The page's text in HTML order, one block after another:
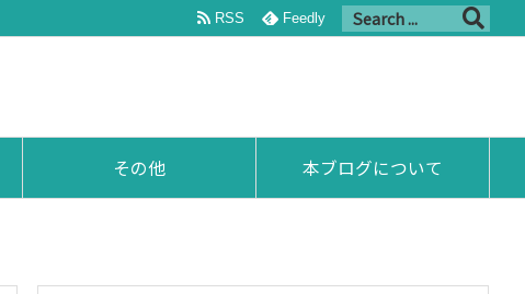
その他 本ブログについて
RSS Feedly